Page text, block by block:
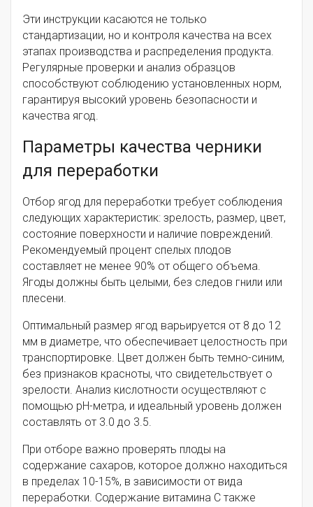
Эти инструкции касаются не только
стандартизации, но и контроля качества на всех
этапах производства и распределения продукта.
Регулярные проверки и анализ образцов
способствуют соблюдению установленных норм,
гарантируя высокий уровень безопасности и
качества ягод.
Параметры качества черники
для переработки
Отбор ягод для переработки требует соблюдения
следующих характеристик: зрелость, размер, цвет,
состояние поверхности и наличие повреждений.
Рекомендуемый процент спелых плодов
составляет не менее 90% от общего объема.
Ягоды должны быть целыми, без следов гнили или
плесени.
Оптимальный размер ягод варьируется от 8 до 12
мм в диаметре, что обеспечивает целостность при
транспортировке. Цвет должен быть темно-синим,
без признаков красноты, что свидетельствует о
зрелости. Анализ кислотности осуществляют с
помощью pH-метра, и идеальный уровень должен
составлять от 3.0 до 3.5.
При отборе важно проверять плоды на
содержание сахаров, которое должно находиться
в пределах 10-15%, в зависимости от вида
переработки. Содержание витамина С также